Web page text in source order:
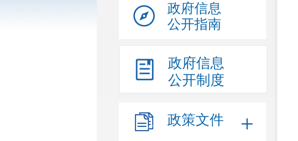
政府信息
公开指南
政府信息
公开制度
政策文件